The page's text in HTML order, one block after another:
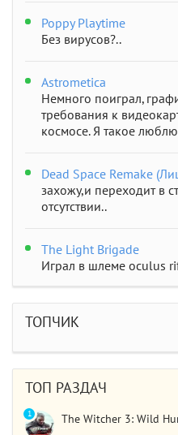
Poppy Playtime
Без вирусов?..
Astrometica
Немного поиграл,
требования к
космосе. Я такое
Dead Space Remake
захожу,и переходит в
отсутствии..
The Light Brigade
Играл в шлеме oculus
сюжет и..
STAR WARS Jedi:
Должно быть все норм..
ТОПЧИК
ТОП РАЗДАЧ
The Witcher 3: Wild
1